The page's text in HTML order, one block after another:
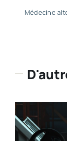
Médecine